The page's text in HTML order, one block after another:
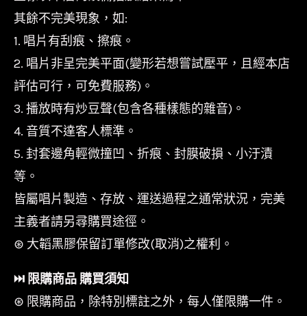
其餘不完美現象，如:
1. 唱片有刮痕、擦痕。
2. 唱片非呈完美平面(變形若想嘗試壓平，且經本店
評估可行，可免費服務)。
3. 播放時有炒豆聲(包含各種樣態的雜音)。
4. 音質不達客人標準。
5. 封套邊角輕微撞凹、折痕、封膜破損、小汙漬
等。
皆屬唱片製造、存放、運送過程之通常狀況，完美
主義者請另尋購買途徑。
⊛ 大韜黑膠保留訂單修改(取消)之權利。
⏭︎ 限購商品 購買須知
⊛ 限購商品，除特別標註之外，每人僅限購一件。